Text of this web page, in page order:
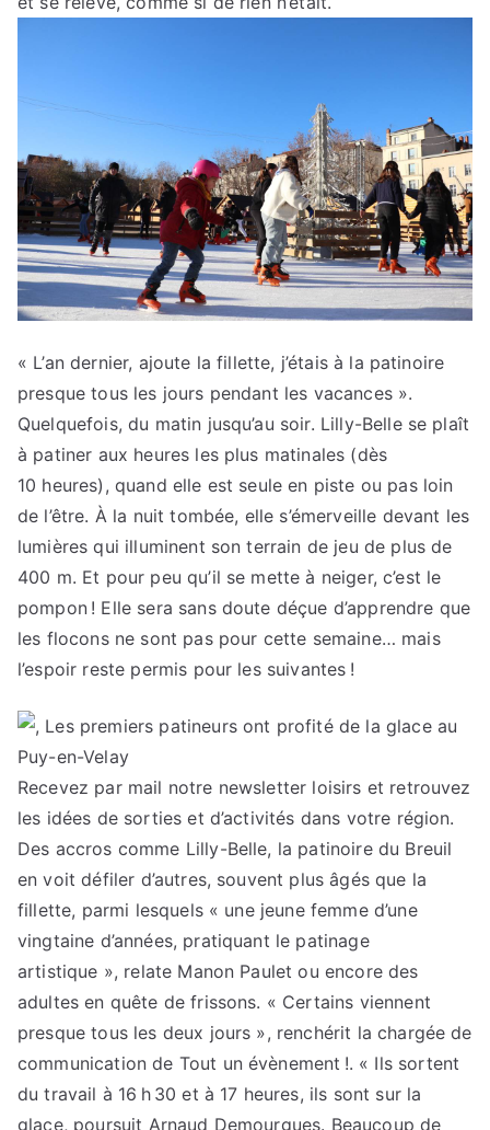
« L’an dernier, ajoute la fillette, j’étais à la patinoire
presque tous les jours pendant les vacances ».
Quelquefois, du matin jusqu’au soir. Lilly-Belle se plaît
à patiner aux heures les plus matinales (dès
10 heures), quand elle est seule en piste ou pas loin
de l’être. À la nuit tombée, elle s’émerveille devant les
lumières qui illuminent son terrain de jeu de plus de
400 m. Et pour peu qu’il se mette à neiger, c’est le
pompon ! Elle sera sans doute déçue d’apprendre que
les flocons ne sont pas pour cette semaine… mais
l’espoir reste permis pour les suivantes !
Recevez par mail notre newsletter loisirs et retrouvez
les idées de sorties et d’activités dans votre région.
Des accros comme Lilly-Belle, la patinoire du Breuil
en voit défiler d’autres, souvent plus âgés que la
fillette, parmi lesquels « une jeune femme d’une
vingtaine d’années, pratiquant le patinage
artistique », relate Manon Paulet ou encore des
adultes en quête de frissons. « Certains viennent
presque tous les deux jours », renchérit la chargée de
communication de Tout un évènement !. « Ils sortent
du travail à 16 h 30 et à 17 heures, ils sont sur la
glace, poursuit Arnaud Demourgues. Beaucoup de